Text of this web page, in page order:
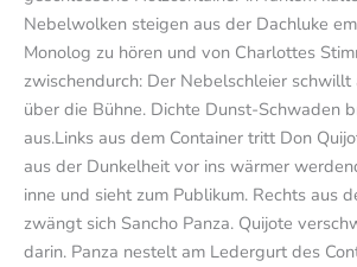
Nebelwolken steigen aus der Dachluke
Monolog zu hören und von Charlottes
zwischendurch: Der Nebelschleier
über die Bühne. Dichte Dunst-Schwaden
aus.Links aus dem Container tritt Don
aus der Dunkelheit vor ins wärmer
inne und sieht zum Publikum. Rechts aus
zwängt sich Sancho Panza. Quijote
darin. Panza nestelt am Ledergurt des